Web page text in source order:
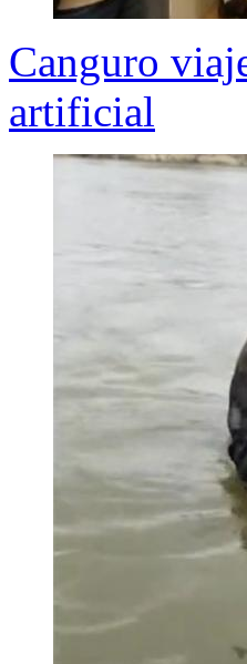
Canguro
artificial